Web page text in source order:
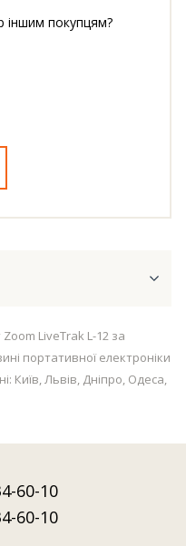
іншим покупцям?
LiveTrak L-12 за
портативної електроніки
Київ, Львів, Дніпро, Одеса,
60-10
60-10